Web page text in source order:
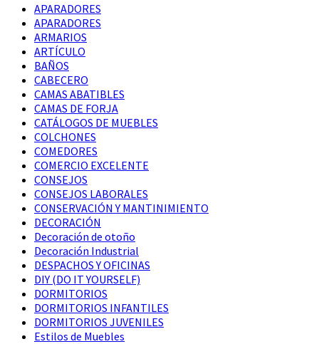
APARADORES
APARADORES
ARMARIOS
ARTÍCULO
BAÑOS
CABECERO
CAMAS ABATIBLES
CAMAS DE FORJA
CATÁLOGOS DE MUEBLES
COLCHONES
COMEDORES
COMERCIO EXCELENTE
CONSEJOS
CONSEJOS LABORALES
CONSERVACIÓN Y MANTINIMIENTO
DECORACIÓN
Decoración de otoño
Decoración Industrial
DESPACHOS Y OFICINAS
DIY (DO IT YOURSELF)
DORMITORIOS
DORMITORIOS INFANTILES
DORMITORIOS JUVENILES
Estilos de Muebles